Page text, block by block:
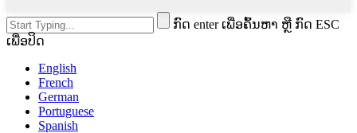
ກົດ enter ເພື່ອຄົ້ນຫາ ຫຼື ກົດ ESC
ເພື່ອປິດ
English
French
German
Portuguese
Spanish